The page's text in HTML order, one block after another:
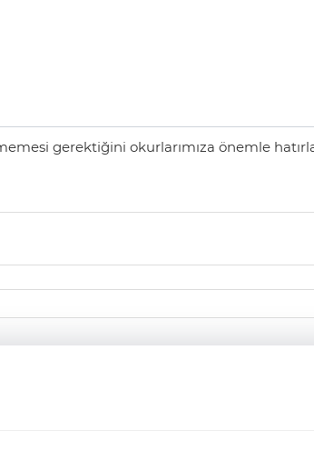
gerektiğini okurlarımıza önemle